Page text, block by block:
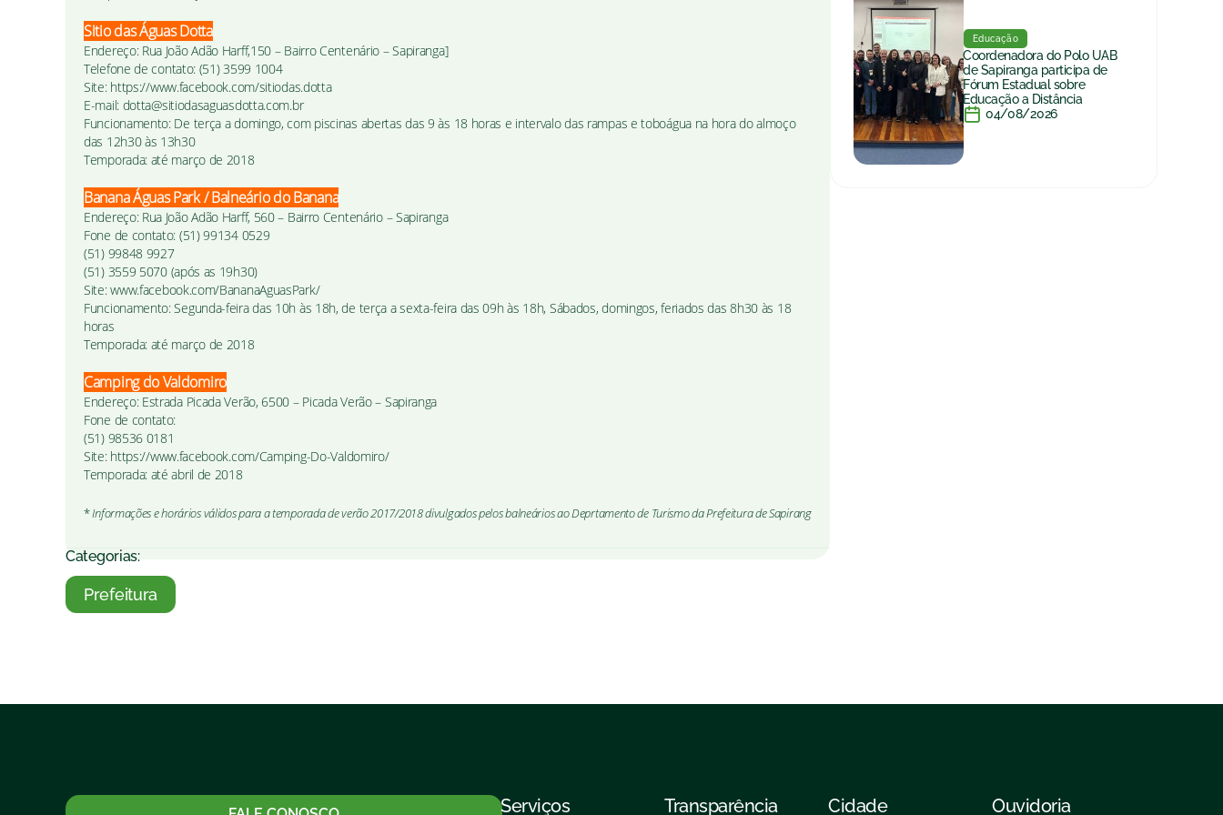
Sitio das Águas Dotta
Endereço: Rua João Adão Harff,150 – Bairro Centenário – Sapiranga]
Telefone de contato: (51) 3599 1004
Site: https://www.facebook.com/sitiodas.dotta
E-mail: dotta@sitiodasaguasdotta.com.br
Funcionamento: De terça a domingo, com piscinas abertas das 9 às 18 horas e intervalo das rampas e toboágua na hora do almoço
das 12h30 às 13h30
Temporada: até março de 2018
Banana Águas Park / Balneário do Banana
Endereço: Rua João Adão Harff, 560 – Bairro Centenário – Sapiranga
Fone de contato: (51) 99134 0529
(51) 99848 9927
(51) 3559 5070 (após as 19h30)
Site: www.facebook.com/BananaAguasPark/
Funcionamento: Segunda-feira das 10h às 18h, de terça a sexta-feira das 09h às 18h, Sábados, domingos, feriados das 8h30 às 18
horas
Temporada: até março de 2018
Camping do Valdomiro
Endereço: Estrada Picada Verão, 6500 – Picada Verão – Sapiranga
Fone de contato:
(51) 98536 0181
Site: https://www.facebook.com/Camping-Do-Valdomiro/
Temporada: até abril de 2018
*Informações e horários válidos para a temporada de verão 2017/2018 divulgados pelos balneários ao Deprtamento de Turismo da Prefeitura de Sapirang
Categorias:
Prefeitura
Educação
Coordenadora do Polo UAB
de Sapiranga participa de
Fórum Estadual sobre
Educação a Distância
04/08/2026
Serviços Transparência Cidade Ouvidoria